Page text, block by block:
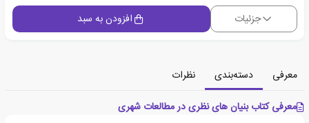
جزئیات افزودن به سبد
معرفی دسته‌بندی
نظرات
معرفی کتاب بنیان های نظری در مطالعات شهری